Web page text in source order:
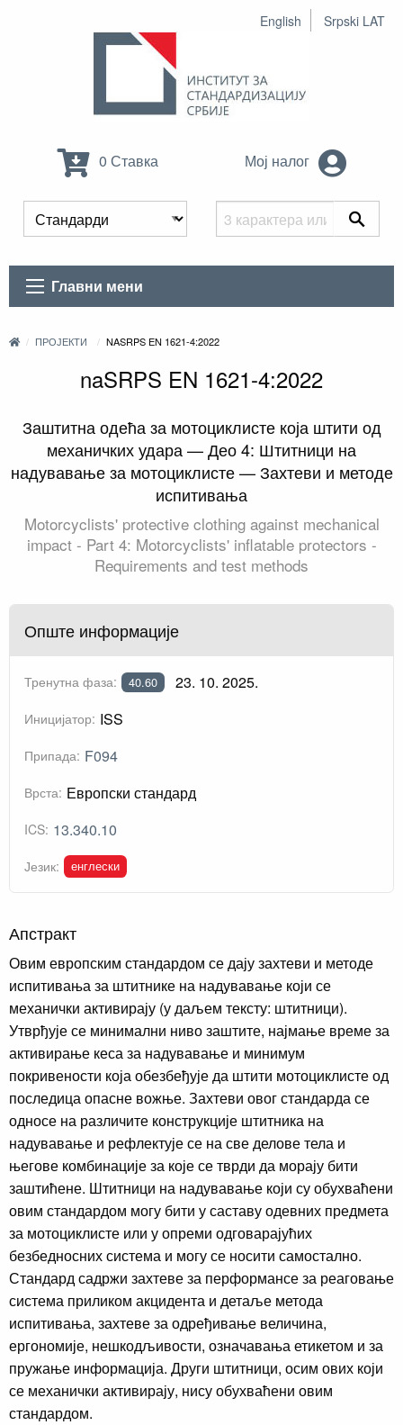
English Srpski LAT
0 Ставка Мој налог
Главни мени
ПРОЈЕКТИ NASRPS EN 1621-4:2022
naSRPS EN 1621-4:2022
Заштитна одећа за мотоциклисте која штити од
механичких удара — Део 4: Штитници на
надувавање за мотоциклисте — Захтеви и методе
испитивања
Motorcyclists' protective clothing against mechanical
impact - Part 4: Motorcyclists' inflatable protectors -
Requirements and test methods
Опште информације
Тренутна фаза: 40.60 23. 10. 2025.
Иницијатор: ISS
Припада: F094
Врста: Европски стандард
ICS: 13.340.10
Језик: енглески
Апстракт
Овим европским стандардом се дају захтеви и методе
испитивања за штитнике на надувавање који се
механички активирају (у даљем тексту: штитници).
Утврђује се минимални ниво заштите, најмање време за
активирање кеса за надувавање и минимум
покривености која обезбеђује да штити мотоциклисте од
последица опасне вожње. Захтеви овог стандарда се
односе на различите конструкције штитника на
надувавање и рефлектује се на све делове тела и
његове комбинације за које се тврди да морају бити
заштићене. Штитници на надувавање који су обухваћени
овим стандардом могу бити у саставу одевних предмета
за мотоциклисте или у опреми одговарајућих
безбедносних система и могу се носити самостално.
Стандард садржи захтеве за перформансе за реаговање
система приликом акцидента и детаље метода
испитивања, захтеве за одређивање величина,
ергономије, нешкодљивости, означавања етикетом и за
пружање информација. Други штитници, осим ових који
се механички активирају, нису обухваћени овим
стандардом.